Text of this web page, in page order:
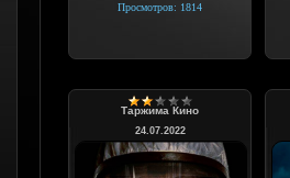
Просмотров: 1814
Таржима Кино
24.07.2022